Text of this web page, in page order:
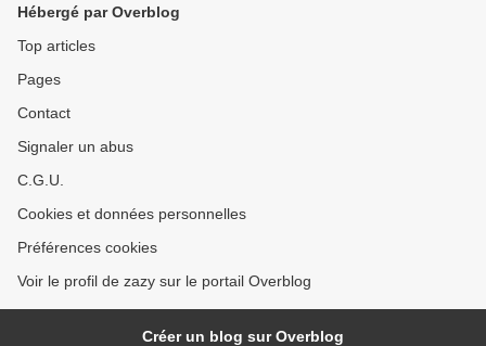
Hébergé par Overblog
Top articles
Pages
Contact
Signaler un abus
C.G.U.
Cookies et données personnelles
Préférences cookies
Voir le profil de zazy sur le portail Overblog
Créer un blog sur Overblog